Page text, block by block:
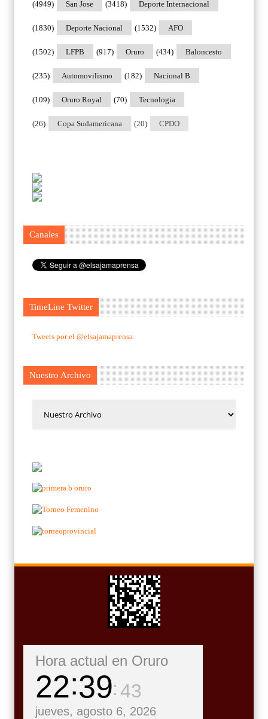
San Jose
(4949) Deporte Internacional
(3418)
Deporte Nacional
(1830) AFO
(1532)
LFPB
(1502) Oruro
(917) Baloncesto
(434)
Automovilismo
(235) Nacional B
(182)
Oruro Royal
(109) Tecnologia
(70)
Copa Sudamericana
(26) CPDO
(20)
Canales
TimeLine Twitter
Tweets por el @elsajamaprensa.
Nuestro Archivo
Hora actual en Oruro
22 39 43
jueves, agosto 6, 2026